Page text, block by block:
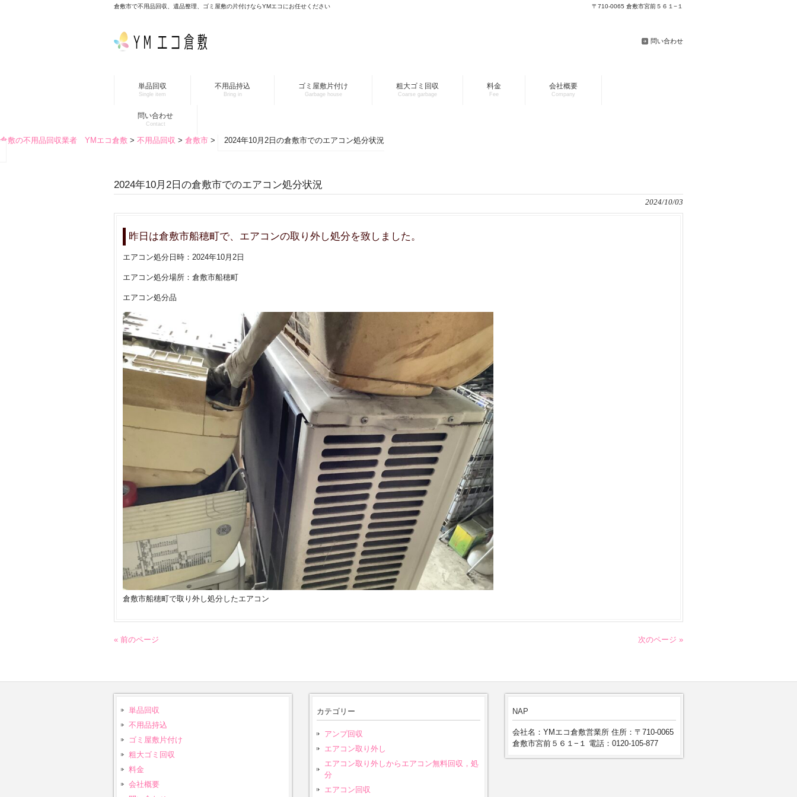
倉敷市で不用品回収、遺品整理、ゴミ屋敷の片付けならYMエコにお任せください 〒710-0065 倉敷市宮前５６１−１
問い合わせ
単品回収
Single item
不用品持込
Bring in
ゴミ屋敷片付け
Garbage house
粗大ゴミ回収
Coarse garbage
料金
Fee
会社概要
Company
問い合わせ
Contact
倉敷の不用品回収業者 YMエコ倉敷 > 不用品回収 > 倉敷市 > 2024年10月2日の倉敷市でのエアコン処分状況
2024年10月2日の倉敷市でのエアコン処分状況
2024/10/03
昨日は倉敷市船穂町で、エアコンの取り外し処分を致しました。
エアコン処分日時：2024年10月2日
エアコン処分場所：倉敷市船穂町
エアコン処分品
倉敷市船穂町で取り外し処分したエアコン
« 前のページ 次のページ »
単品回収
不用品持込
ゴミ屋敷片付け
粗大ゴミ回収
料金
会社概要
カテゴリー
アンプ回収
エアコン取り外し
エアコン取り外しからエアコン無料回収，処
分
エアコン回収
NAP
会社名：YMエコ倉敷営業所 住所：〒710-0065
倉敷市宮前５６１−１ 電話：0120-105-877